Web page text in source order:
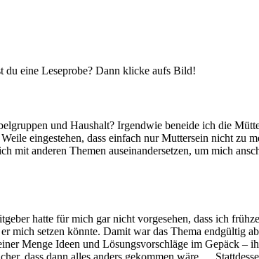
eine Leseprobe? Dann klicke aufs Bild!
und Haushalt? Irgendwie beneide ich die
eingestehen, dass einfach nur Muttersein nicht zu
anderen Themen auseinandersetzen, um mich
hatte für mich gar nicht vorgesehen, dass ich
mich setzen könnte. Damit war das Thema endgültig
Menge Ideen und Lösungsvorschläge im Gepäck –
dass dann alles anders gekommen wäre …